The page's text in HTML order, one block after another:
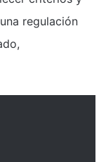
regulación